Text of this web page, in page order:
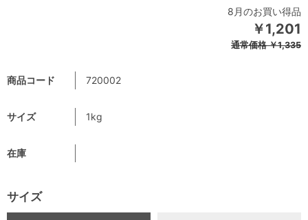
8月のお買い得品
￥1,201
通常価格￥1,335
商品コード 720002
サイズ 1kg
在庫
サイズ